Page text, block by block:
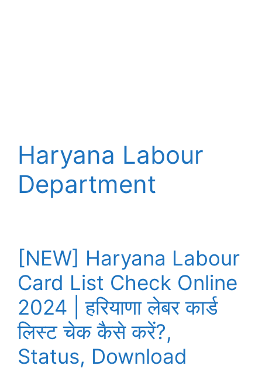
Haryana Labour
Department
[NEW] Haryana Labour
Card List Check Online
2024 | हरियाणा लेबर कार्ड
लिस्ट चेक कैसे करें?,
Status, Download